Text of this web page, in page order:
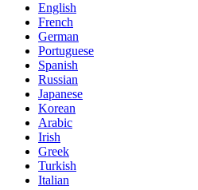
English
French
German
Portuguese
Spanish
Russian
Japanese
Korean
Arabic
Irish
Greek
Turkish
Italian